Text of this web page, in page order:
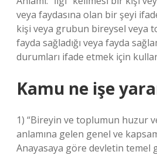
veya faydasına olan bir şeyi
kişi veya grubun bireysel veya
fayda sağladığı veya fayda
durumları ifade etmek için
Kamu ne işe
1) “Bireyin ve toplumun huzur
anlamına gelen genel ve
Anayasaya göre devletin temel